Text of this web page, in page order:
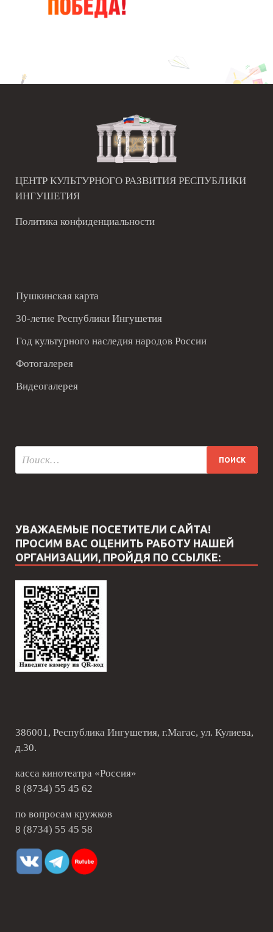
ЦЕНТР КУЛЬТУРНОГО РАЗВИТИЯ РЕСПУБЛИКИ
ИНГУШЕТИЯ
Политика конфиденциальности
Пушкинская карта
30-летие Республики Ингушетия
Год культурного наследия народов России
Фотогалерея
Видеогалерея
УВАЖАЕМЫЕ ПОСЕТИТЕЛИ САЙТА!
ПРОСИМ ВАС ОЦЕНИТЬ РАБОТУ НАШЕЙ
ОРГАНИЗАЦИИ, ПРОЙДЯ ПО ССЫЛКЕ:
386001, Республика Ингушетия, г.Магас, ул. Кулиева,
д.30.
касса кинотеатра «Россия»
8 (8734) 55 45 62
по вопросам кружков
8 (8734) 55 45 58